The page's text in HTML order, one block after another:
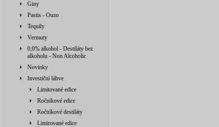
Giny
Pastis - Ouzo
Tequily
Vermuty
0,0% alkohol - Destiláty bez
alkoholu - Non Alcoholic
Novinky
Investiční láhve
Limitované edice
Ročníkové edice
Ročníkové destiláty
Limirované edice